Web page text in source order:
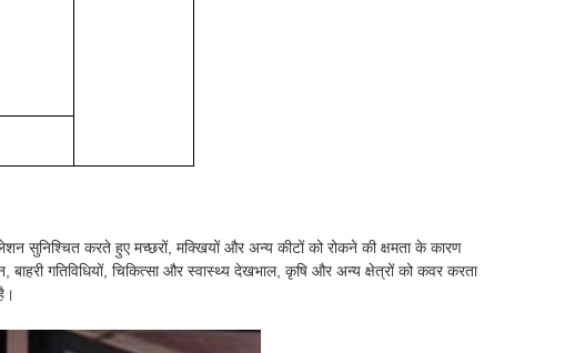
सुनिश्चित करते हुए मच्छरों, मक्खियों और अन्य कीटों को रोकने की क्षमता के कारण
गतिविधियों, चिकित्सा और स्वास्थ्य देखभाल, कृषि और अन्य क्षेत्रों को कवर करता